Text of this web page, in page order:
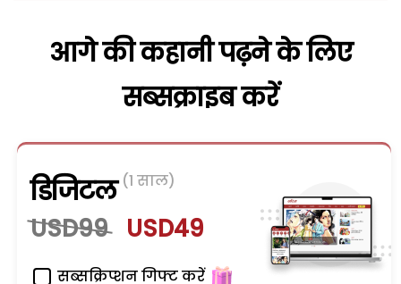
आगे की कहानी पढ़ने के लिए
सब्सक्राइब करें
डिजिटल (1 साल)
USD99 USD49
सब्सक्रिप्शन गिफ्ट करें